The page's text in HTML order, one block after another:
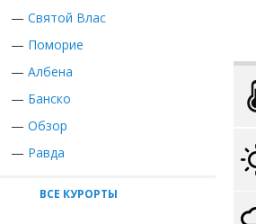
— Святой Влас
— Поморие
— Албена
— Банско
— Обзор
— Равда
ВСЕ КУРОРТЫ